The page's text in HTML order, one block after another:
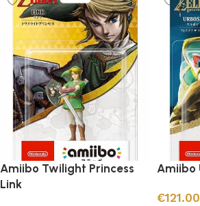
Amiibo Twilight Princess
Link
Amiibo
€121.00